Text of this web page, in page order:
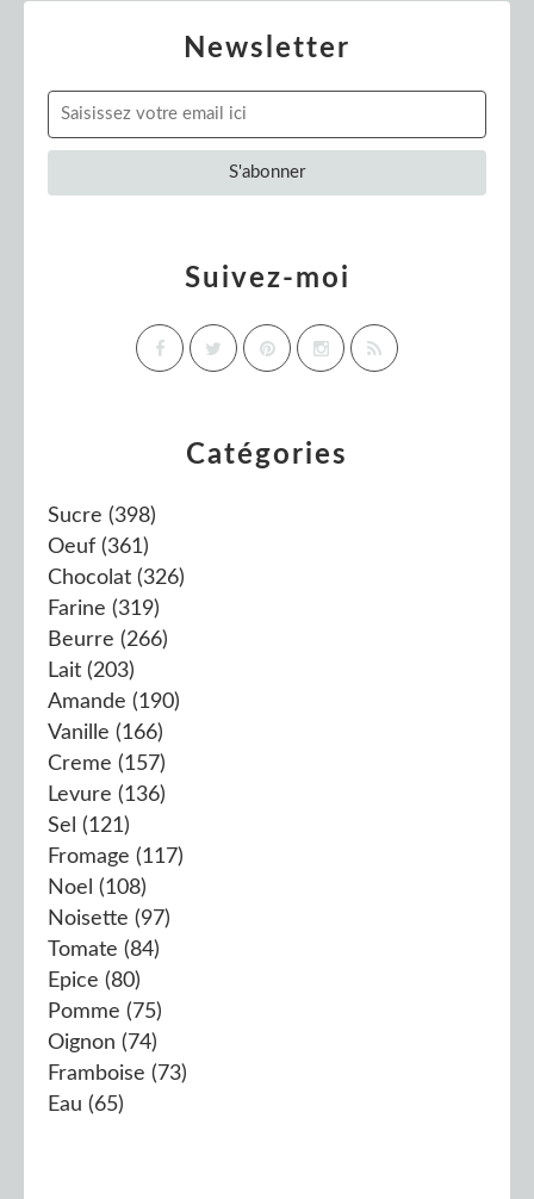
Newsletter
Catégories
Sucre (398)
Oeuf (361)
Chocolat (326)
Farine (319)
Beurre (266)
Lait (203)
Amande (190)
Vanille (166)
Creme (157)
Levure (136)
Sel (121)
Fromage (117)
Noel (108)
Noisette (97)
Tomate (84)
Epice (80)
Pomme (75)
Oignon (74)
Framboise (73)
Eau (65)
Suivez-moi